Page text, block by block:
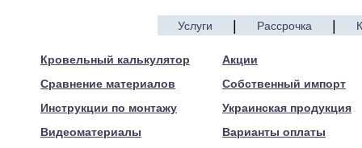
Услуги Рассрочка
Кровельный калькулятор
Сравнение материалов
Инструкции по монтажу
Видеоматериалы
Акции
Собственный импорт
Украинская продукция
Варианты оплаты